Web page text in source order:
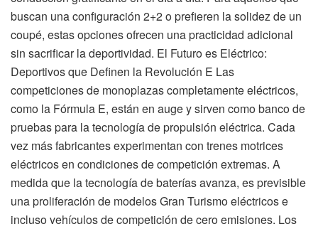
buscan una configuración 2+2 o prefieren la solidez de un
coupé, estas opciones ofrecen una practicidad adicional
sin sacrificar la deportividad. El Futuro es Eléctrico:
Deportivos que Definen la Revolución E Las
competiciones de monoplazas completamente eléctricos,
como la Fórmula E, están en auge y sirven como banco de
pruebas para la tecnología de propulsión eléctrica. Cada
vez más fabricantes experimentan con trenes motrices
eléctricos en condiciones de competición extremas. A
medida que la tecnología de baterías avanza, es previsible
una proliferación de modelos Gran Turismo eléctricos e
incluso vehículos de competición de cero emisiones. Los